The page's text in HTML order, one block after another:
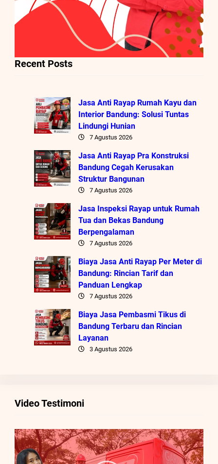
Recent Posts
Jasa Anti Rayap Rumah Kayu dan
Interior Bandung: Solusi Tuntas
Lindungi Hunian
7 Agustus 2026
Jasa Anti Rayap Pra Konstruksi
Bandung Cegah Kerusakan
Struktur Bangunan
7 Agustus 2026
Jasa Inspeksi Rayap untuk Rumah
Tua dan Bekas Bandung
Berpengalaman
7 Agustus 2026
Biaya Jasa Anti Rayap Per Meter di
Bandung: Rincian Tarif dan
Panduan Lengkap
7 Agustus 2026
Biaya Jasa Pembasmi Tikus di
Bandung Terbaru dan Rincian
Layanan
3 Agustus 2026
Video Testimoni